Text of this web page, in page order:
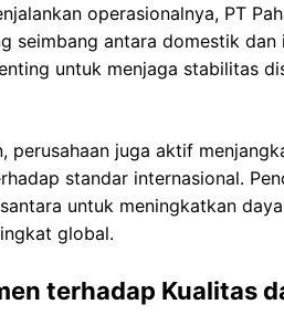
operasionalnya, PT
seimbang antara domestik
untuk menjaga stabilitas
perusahaan juga aktif
standar internasional.
untuk meningkatkan
global.
terhadap Kualitas